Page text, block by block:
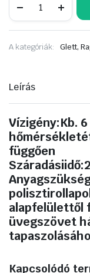
Öko-
EPS
ragasztó-
,raklapos,
A kategóriák: Glett,
Leírás
Vízigény:Kb.
függően
alapfelülettől
üvegszövet
Kapcsolódó